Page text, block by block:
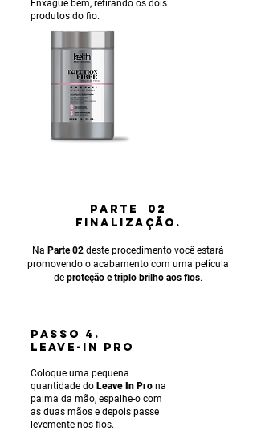
Enxágue bem, retirando os dois
produtos do fio.
PARTE 02
FINALIZAÇÃO.
Na Parte 02 deste procedimento você estará
promovendo o acabamento com uma película
de proteção e triplo brilho aos fios.
PASSO 4.
LEAVE-IN PRO
Coloque uma pequena
quantidade do Leave In Pro na
palma da mão, espalhe-o com
as duas mãos e depois passe
levemente nos fios.